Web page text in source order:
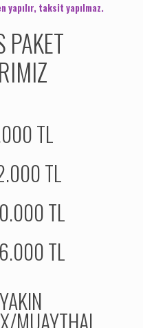
yapılır, taksit yapılmaz.
PAKET
TL
TL
TL
TL
MUAYTHAI